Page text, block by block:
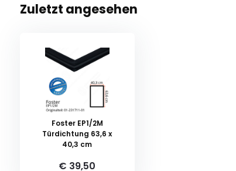
Zuletzt angesehen
Foster EP1/2M
Türdichtung 63,6 x
40,3 cm
€ 39,50